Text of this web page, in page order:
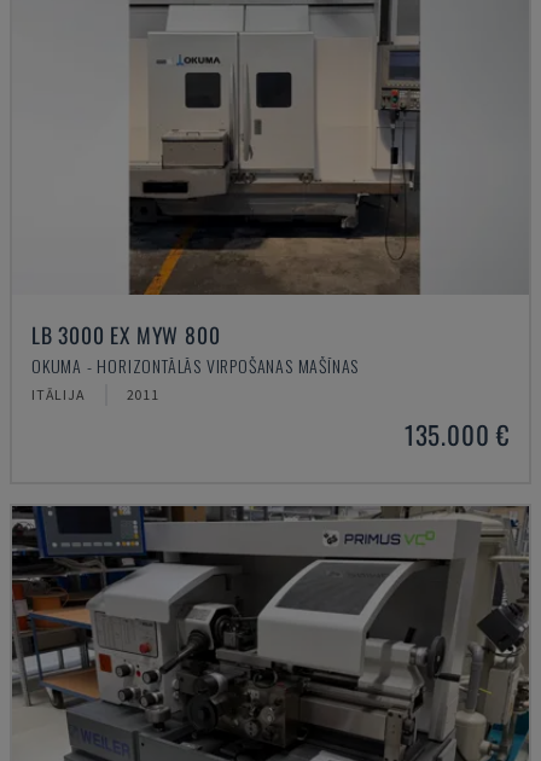
LB 3000 EX MYW 800
OKUMA - HORIZONTĀLĀS VIRPOŠANAS MAŠĪNAS
ITĀLIJA 2011
135.000 €